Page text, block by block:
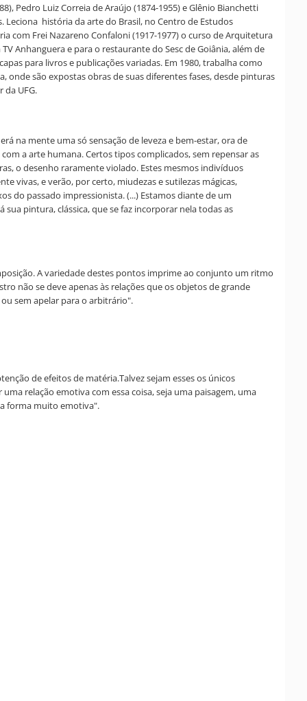
Pedro Luiz Correia de Araújo (1874-1955) e Glênio Bianchetti
história da arte do Brasil, no Centro de Estudos
com Frei Nazareno Confaloni (1917-1977) o curso de Arquitetura
Anhanguera e para o restaurante do Sesc de Goiânia, além de
para livros e publicações variadas. Em 1980, trabalha como
onde são expostas obras de suas diferentes fases, desde pinturas
da UFG.
na mente uma só sensação de leveza e bem-estar, ora de
a arte humana. Certos tipos complicados, sem repensar as
o desenho raramente violado. Estes mesmos indivíduos
vivas, e verão, por certo, miudezas e sutilezas mágicas,
do passado impressionista. (...) Estamos diante de um
pintura, clássica, que se faz incorporar nela todas as
A variedade destes pontos imprime ao conjunto um ritmo
não se deve apenas às relações que os objetos de grande
sem apelar para o arbitrário".
de efeitos de matéria.Talvez sejam esses os únicos
relação emotiva com essa coisa, seja uma paisagem, uma
forma muito emotiva".